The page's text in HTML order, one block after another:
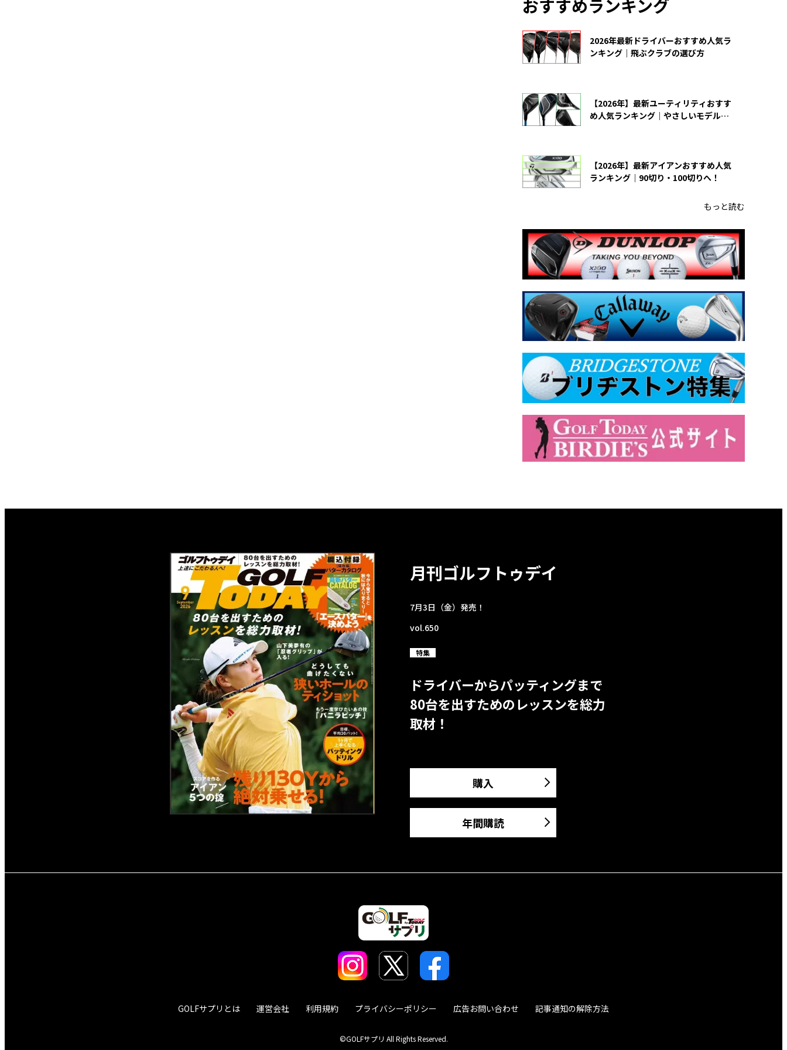
おすすめランキング
2026年最新ドライバーおすすめ人気ラ
ンキング｜飛ぶクラブの選び方
【2026年】最新ユーティリティおすす
め人気ランキング｜やさしいモデルの
【2026年】最新アイアンおすすめ人気
ランキング｜90切り・100切りへ！
もっと読む
月刊ゴルフトゥデイ
7月3日（金）発売！
vol.650
特集
ドライバーからパッティングまで
80台を出すためのレッスンを総力
取材！
購入
年間購読
GOLFサプリとは 運営会社 利用規約 プライバシーポリシー 広告お問い合わせ 記事通知の解除方法
©GOLFサプリ All Rights Reserved.